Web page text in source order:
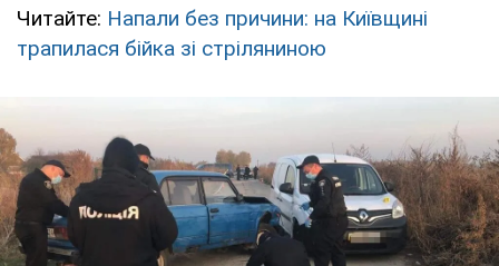
Читайте: Напали без причини: на Київщині
трапилася бійка зі стріляниною